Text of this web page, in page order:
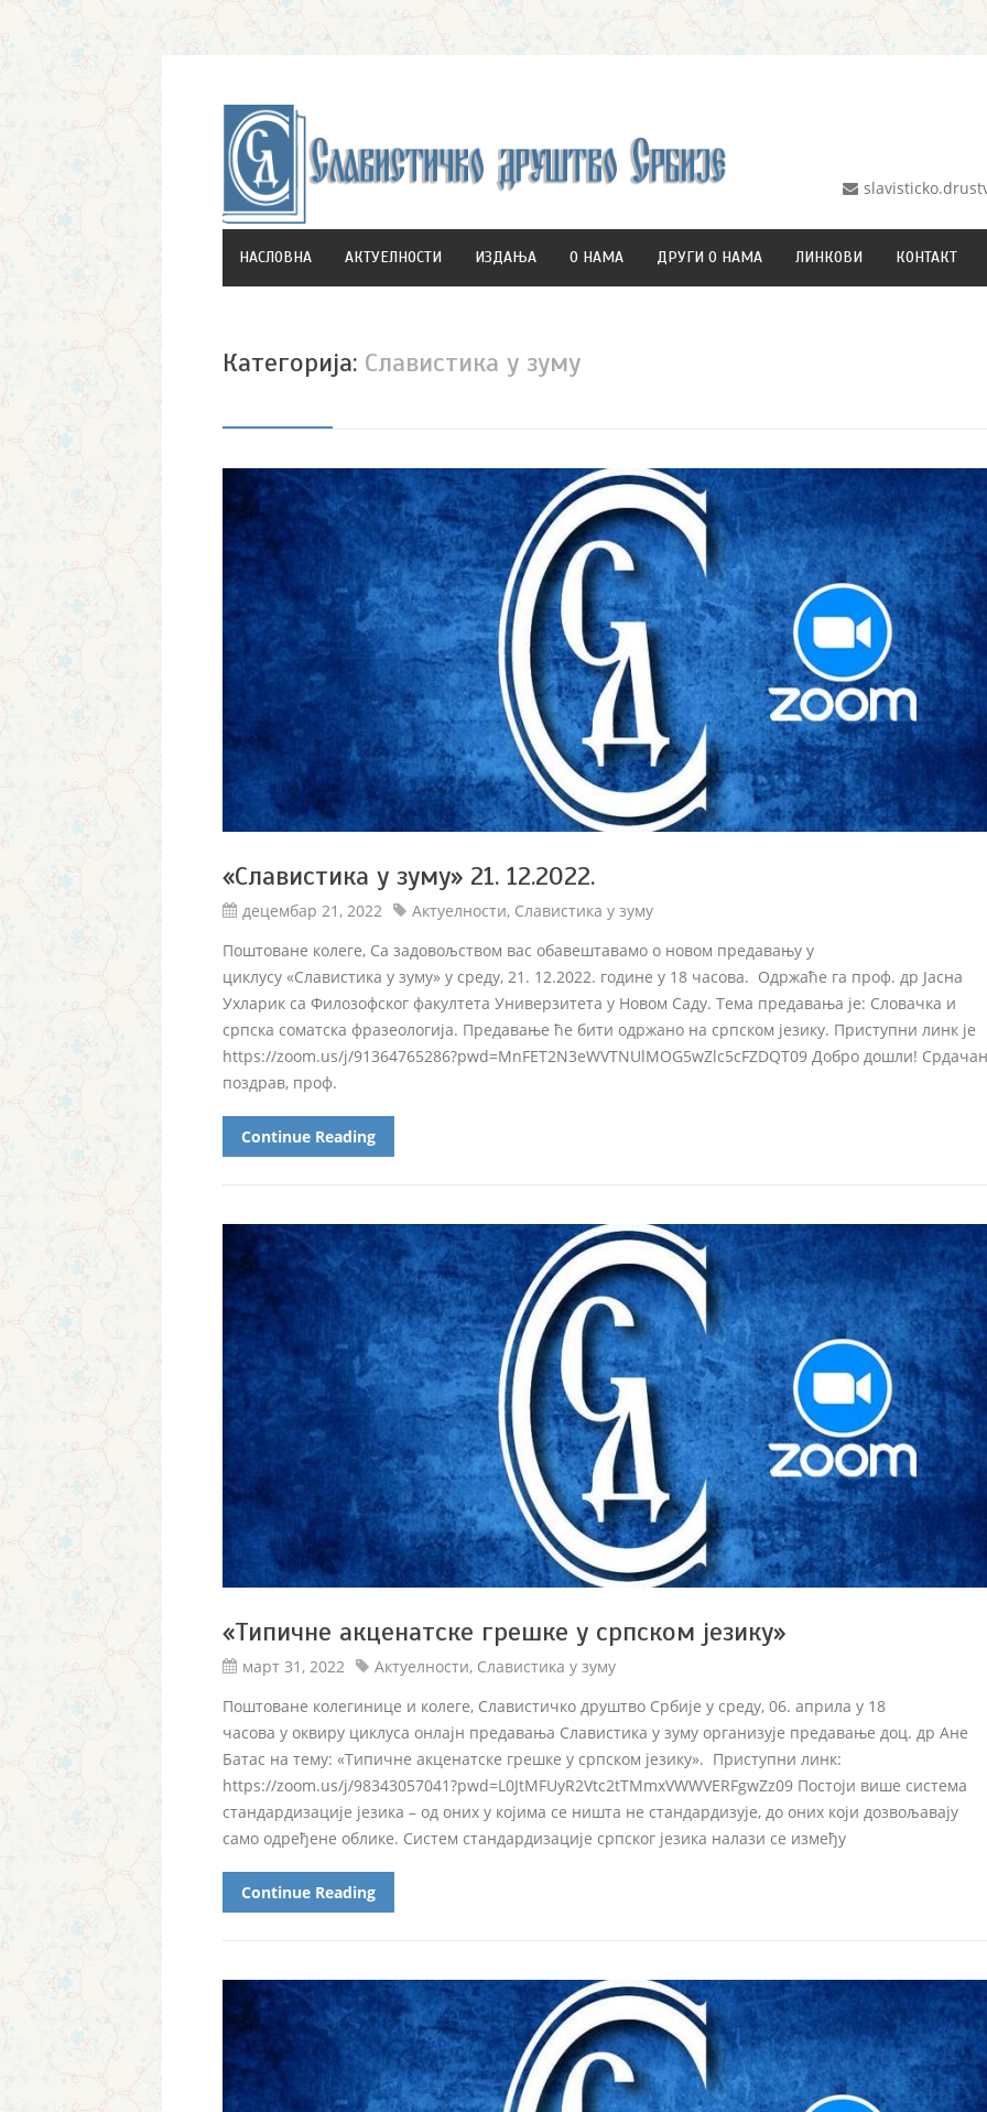
НАСЛОВНА АКТУЕЛНОСТИ ИЗДАЊА О НАМА ДРУГИ О НАМА ЛИНКОВИ КОНТАКТ
Категорија: Славистика у зуму
«Славистика у зуму» 21. 12.2022.
децембар 21, 2022 Актуелности, Славистика у зуму
Поштоване колеге, Са задовољством вас обавештавамо о новом предавању у
циклусу «Славистика у зуму» у среду, 21. 12.2022. године у 18 часова. Одржаће га проф. др Јасна
Ухларик са Филозофског факултета Универзитета у Новом Саду. Тема предавања је: Словачка и
српска соматска фразеологија. Предавање ће бити одржано на српском језику. Приступни линк je
https://zoom.us/j/91364765286?pwd=MnFET2N3eWVTNUlMOG5wZlc5cFZDQT09 Добро дошли! Срдачан
поздрав, проф.
Continue Reading
«Типичне акценатске грешке у српском језику»
март 31, 2022 Актуелности, Славистика у зуму
Поштоване колегинице и колеге, Славистичко друштво Србије у среду, 06. априла у 18
часова у оквиру циклуса онлајн предавања Славистика у зуму организује предавање доц. др Ане
Батас на тему: «Типичне акценатске грешке у српском језику». Приступни линк:
https://zoom.us/j/98343057041?pwd=L0JtMFUyR2Vtc2tTMmxVWWVERFgwZz09 Постоји више система
стандардизације језика – од оних у којима се ништа не стандардизује, до оних који дозвољавају
само одређене облике. Систем стандардизације српског језика налази се између
Continue Reading